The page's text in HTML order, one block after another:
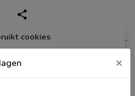
share
×
cookies
de gebruikerservaring te verbeteren
weer te geven. Kies welke